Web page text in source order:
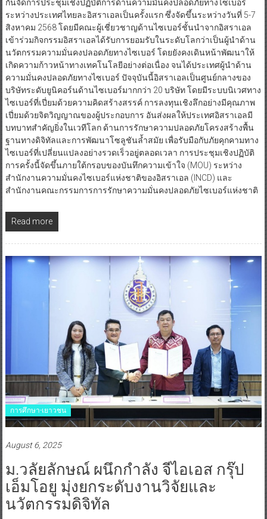
กันจัดการประชุมเชิงปฏิบัติการด้านความมั่นคงปลอดภัยทางไซเบอร์
ระหว่างประเทศไทยละอิสราเอลเป็นครั้งแรก ซึ่งจัดขึ้นระหว่างวันที่ 5-7
สิงหาคม 2568 โดยมีคณะผู้เชี่ยวชาญด้านไซเบอร์ชั้นนำจากอิสราเอล
เข้าร่วมกิจกรรมอิสราเอลได้รับการยอมรับในระดับโลกว่าเป็นผู้นำด้าน
นวัตกรรมความมั่นคงปลอดภัยทางไซเบอร์ โดยยังคงเดินหน้าพัฒนาให้
เกิดความก้าวหน้าทางเทคโนโลยีอย่างต่อเนื่อง จนได้ประเทศผู้นำด้าน
ความมั่นคงปลอดภัยทางไซเบอร์ ปัจจุบันนี้อิสราเอลเป็นศูนย์กลางของ
บริษัทระดับยูนิคอร์นด้านไซเบอร์มากกว่า 20 บริษัท โดยมีระบบนิเวศทาง
ไซเบอร์ที่เปี่ยมด้วยความคิดสร้างสรรค์ การลงทุนเชิงลึกอย่างมีคุณภาพ
เปี่ยมด้วยจิตวิญญาณของผู้ประกอบการ อันส่งผลให้ประเทศอิสราเอลมี
บทบาทสำคัญยิ่งในเวทีโลก ด้านการรักษาความปลอดภัยโครงสร้างพื้น
ฐานทางดิจิทัลและการพัฒนาโซลูชันล้ำสมัย เพื่อรับมือกับภัยคุกคามทาง
ไซเบอร์ที่เปลี่ยนแปลงอย่างรวดเร็วอยู่ตลอดเวลา การประชุมเชิงปฏิบัติ
การครั้งนี้จัดขึ้นภายใต้กรอบของบันทึกความเข้าใจ (MOU) ระหว่าง
สำนักงานความมั่นคงไซเบอร์แห่งชาติของอิสราเอล (INCD) และ
สำนักงานคณะกรรมการการรักษาความมั่นคงปลอดภัยไซเบอร์แห่งชาติ
Read more
การศึกษา-เยาวชน
August 6, 2025
ม.วลัยลักษณ์ ผนึกกำลัง จีไอเอส กรุ๊ป
เอ็มโอยู มุ่งยกระดับงานวิจัยและ
นวัตกรรมดิจิทัล